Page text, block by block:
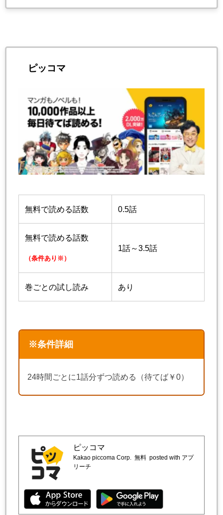
ピッコマ
無料で読める話数 0.5話
無料で読める話数
（条件あり※）
1話～3.5話
巻ごとの試し読み あり
※条件詳細
24時間ごとに1話分ずつ読める（待てば￥0）
ピッコマ
Kakao piccoma Corp. 無料 posted with アプ
リーチ